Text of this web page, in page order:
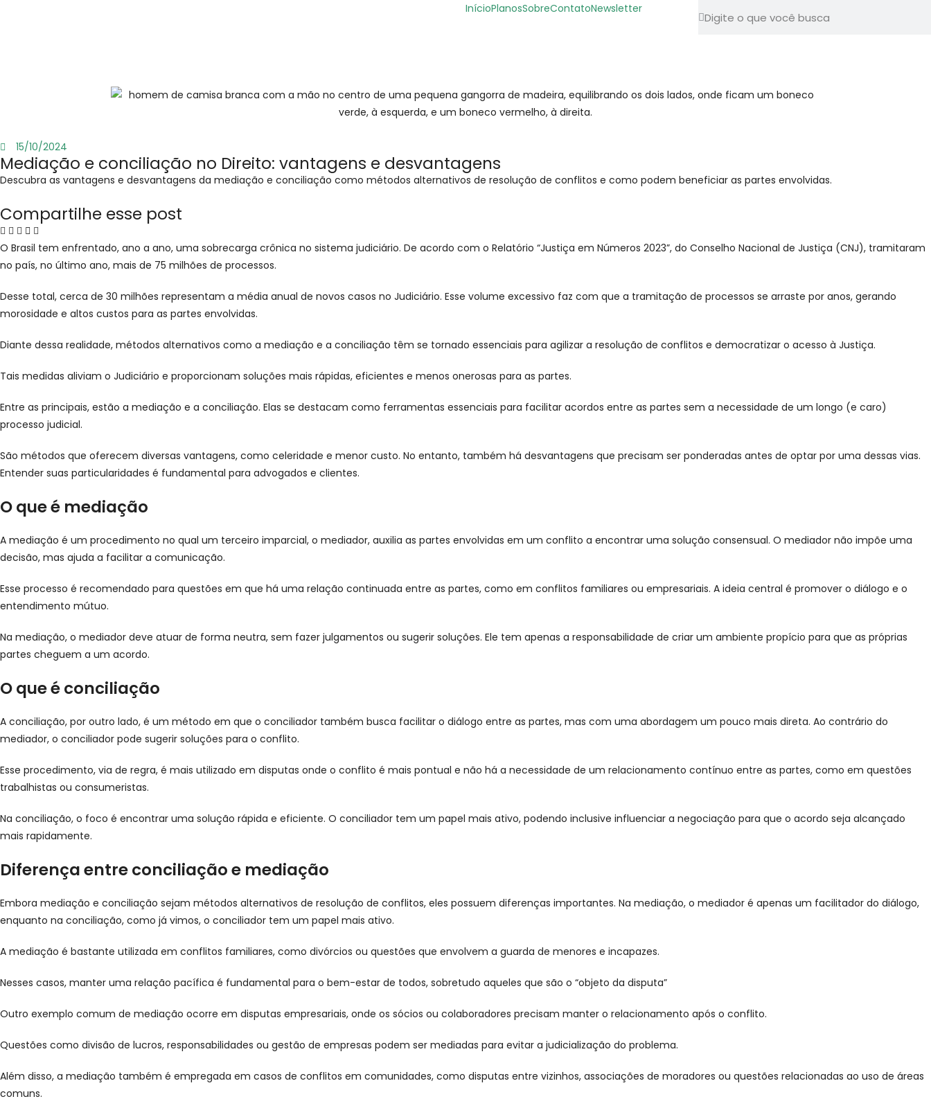
InícioPlanosSobreContatoNewsletter
15/10/2024
Mediação e conciliação no Direito: vantagens e desvantagens
Descubra as vantagens e desvantagens da mediação e conciliação como métodos alternativos de resolução de conflitos e como podem beneficiar as partes envolvidas.
Compartilhe esse post
O Brasil tem enfrentado, ano a ano, uma sobrecarga crônica no sistema judiciário. De acordo com o Relatório “Justiça em Números 2023”, do Conselho Nacional de Justiça (CNJ), tramitaram
no país, no último ano, mais de 75 milhões de processos.
Desse total, cerca de 30 milhões representam a média anual de novos casos no Judiciário. Esse volume excessivo faz com que a tramitação de processos se arraste por anos, gerando
morosidade e altos custos para as partes envolvidas.
Diante dessa realidade, métodos alternativos como a mediação e a conciliação têm se tornado essenciais para agilizar a resolução de conflitos e democratizar o acesso à Justiça.
Tais medidas aliviam o Judiciário e proporcionam soluções mais rápidas, eficientes e menos onerosas para as partes.
Entre as principais, estão a mediação e a conciliação. Elas se destacam como ferramentas essenciais para facilitar acordos entre as partes sem a necessidade de um longo (e caro)
processo judicial.
São métodos que oferecem diversas vantagens, como celeridade e menor custo. No entanto, também há desvantagens que precisam ser ponderadas antes de optar por uma dessas vias.
Entender suas particularidades é fundamental para advogados e clientes.
O que é mediação
A mediação é um procedimento no qual um terceiro imparcial, o mediador, auxilia as partes envolvidas em um conflito a encontrar uma solução consensual. O mediador não impõe uma
decisão, mas ajuda a facilitar a comunicação.
Esse processo é recomendado para questões em que há uma relação continuada entre as partes, como em conflitos familiares ou empresariais. A ideia central é promover o diálogo e o
entendimento mútuo.
Na mediação, o mediador deve atuar de forma neutra, sem fazer julgamentos ou sugerir soluções. Ele tem apenas a responsabilidade de criar um ambiente propício para que as próprias
partes cheguem a um acordo.
O que é conciliação
A conciliação, por outro lado, é um método em que o conciliador também busca facilitar o diálogo entre as partes, mas com uma abordagem um pouco mais direta. Ao contrário do
mediador, o conciliador pode sugerir soluções para o conflito.
Esse procedimento, via de regra, é mais utilizado em disputas onde o conflito é mais pontual e não há a necessidade de um relacionamento contínuo entre as partes, como em questões
trabalhistas ou consumeristas.
Na conciliação, o foco é encontrar uma solução rápida e eficiente. O conciliador tem um papel mais ativo, podendo inclusive influenciar a negociação para que o acordo seja alcançado
mais rapidamente.
Diferença entre conciliação e mediação
Embora mediação e conciliação sejam métodos alternativos de resolução de conflitos, eles possuem diferenças importantes. Na mediação, o mediador é apenas um facilitador do diálogo,
enquanto na conciliação, como já vimos, o conciliador tem um papel mais ativo.
A mediação é bastante utilizada em conflitos familiares, como divórcios ou questões que envolvem a guarda de menores e incapazes.
Nesses casos, manter uma relação pacífica é fundamental para o bem-estar de todos, sobretudo aqueles que são o “objeto da disputa”
Outro exemplo comum de mediação ocorre em disputas empresariais, onde os sócios ou colaboradores precisam manter o relacionamento após o conflito.
Questões como divisão de lucros, responsabilidades ou gestão de empresas podem ser mediadas para evitar a judicialização do problema.
Além disso, a mediação também é empregada em casos de conflitos em comunidades, como disputas entre vizinhos, associações de moradores ou questões relacionadas ao uso de áreas
comuns.